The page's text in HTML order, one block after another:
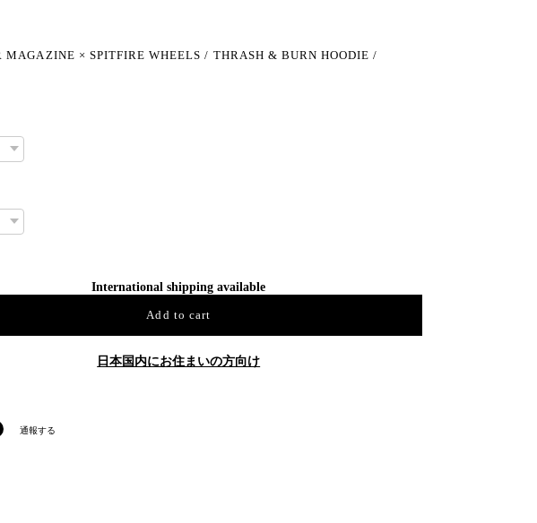
MAGAZINE × SPITFIRE WHEELS / THRASH & BURN HOODIE /
International shipping available
Add to cart
日本国内にお住まいの方向け
通報する